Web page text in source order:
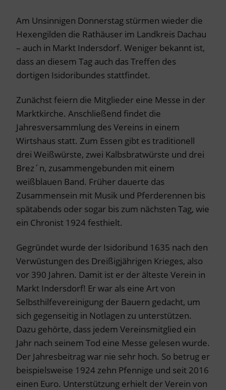
Am Unsinnigen Donnerstag stürmen wieder die
Hexengilden die Rathäuser im Landkreis Dachau
– auch in Markt Indersdorf. Weniger bekannt ist,
dass an diesem Tag auch das Treffen des
dortigen Isidoribundes stattfindet.
Zunächst feiern die Mitglieder eine Messe in der
Marktkirche. Anschließend findet die
Jahresversammlung des Vereins in einem
Wirtshaus statt. Zum Essen gibt es traditionell
drei Weißwürste, zwei Kalbsbratwürste und drei
Brez´n, zusammengebunden mit einem
weißblauen Band. Früher dauerte das
Zusammensein mit Musik und Pferderennen bis
spätabends oder sogar bis zum nächsten Tag, wie
ein Chronist 1924 festhielt.
Gegründet wurde der Isidoribund 1635 nach den
Verwüstungen des Dreißigjährigen Krieges, also
vor 390 Jahren. Damit ist er der älteste Verein in
Markt Indersdorf! Er war als eine Art von
Selbsthilfevereinigung der Bauern gedacht, um
sich gegenseitig in Notlagen zu unterstützen.
Dazu gehörte, dass jedem Vereinsmitglied ein
Jahr nach seinem Tod eine Messe gelesen wurde.
Der Jahresbeitrag war nie sehr hoch. So betrug er
beispielsweise 1924 zehn Pfennige und seit 2016
einen Euro. Unterstützung erhielt der Verein von